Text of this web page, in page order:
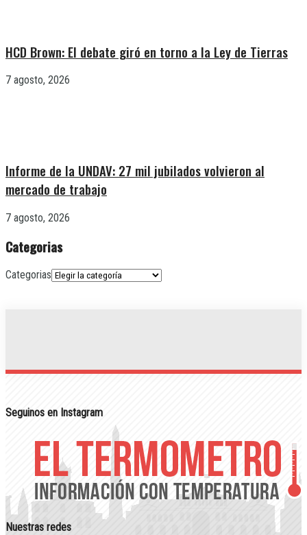
HCD Brown: El debate giró en torno a la Ley de Tierras
7 agosto, 2026
Informe de la UNDAV: 27 mil jubilados volvieron al
mercado de trabajo
7 agosto, 2026
Categorias
Categorias
Seguinos en Instagram
Nuestras redes